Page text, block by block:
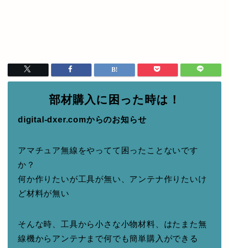
部材購入に困った時は！
digital-dxer.comからのお知らせ
アマチュア無線をやってて困ったことないです
か？
何か作りたいが工具が無い、アンテナ作りたいけ
ど材料が無い
そんな時、工具から小さな小物材料、はたまた無
線機からアンテナまで何でも簡単購入ができる